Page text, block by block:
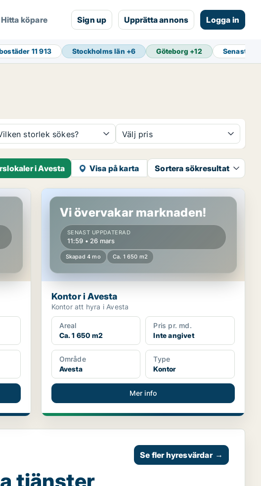
Hitta köpare Sign up Upprätta annons Logga in
11 913 Stockholms län +6 Göteborg +12 Senaste
storlek sökes? Välj pris
i Avesta Visa på karta Sortera sökresultat
Kontor i Avesta
Vi övervakar marknaden!
SENAST UPPDATERAD
11:59 • 26 mars
Skapad 4 mo Ca. 1 650 m2
Kontor i Avesta
Kontor att hyra i Avesta
Areal
Ca. 1 650 m2
Pris pr. md.
Inte angivet
Område
Avesta
Type
Kontor
Mer info
tjänster
Se fler hyresvärdar →